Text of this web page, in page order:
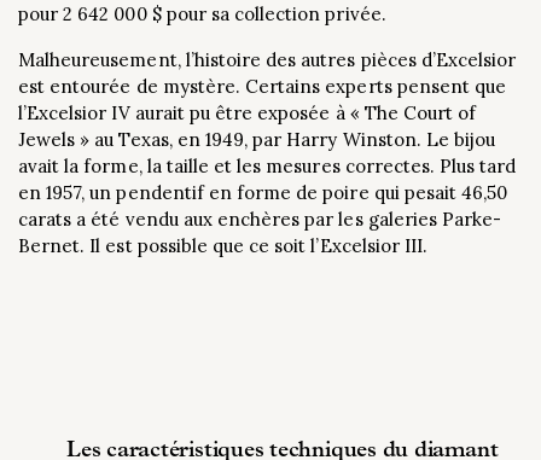
pour 2 642 000 $ pour sa collection privée.
Malheureusement, l’histoire des autres pièces d’Excelsior
est entourée de mystère. Certains experts pensent que
l’Excelsior IV aurait pu être exposée à « The Court of
Jewels » au Texas, en 1949, par Harry Winston. Le bijou
avait la forme, la taille et les mesures correctes. Plus tard
en 1957, un pendentif en forme de poire qui pesait 46,50
carats a été vendu aux enchères par les galeries Parke-
Bernet. Il est possible que ce soit l’Excelsior III.
Les caractéristiques techniques du diamant